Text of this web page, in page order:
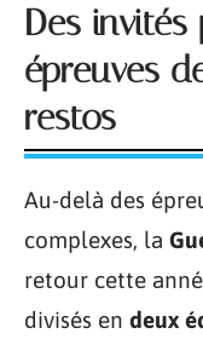
Des
épreuves
restos
Au-delà des
complexes, la
retour cette
divisés en deux